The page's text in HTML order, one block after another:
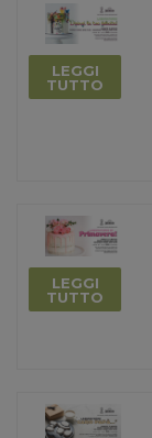
LEGGI
TUTTO
LEGGI
TUTTO